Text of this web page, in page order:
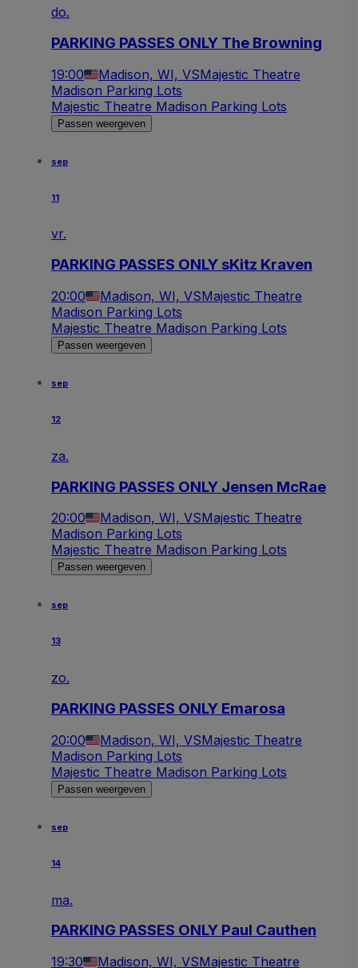
do.
PARKING PASSES ONLY The Browning
19:00 Madison, WI, VSMajestic Theatre
Madison Parking Lots
Majestic Theatre Madison Parking Lots
Passen weergeven
sep
11
vr.
PARKING PASSES ONLY sKitz Kraven
20:00 Madison, WI, VSMajestic Theatre
Madison Parking Lots
Majestic Theatre Madison Parking Lots
Passen weergeven
sep
12
za.
PARKING PASSES ONLY Jensen McRae
20:00 Madison, WI, VSMajestic Theatre
Madison Parking Lots
Majestic Theatre Madison Parking Lots
Passen weergeven
sep
13
zo.
PARKING PASSES ONLY Emarosa
20:00 Madison, WI, VSMajestic Theatre
Madison Parking Lots
Majestic Theatre Madison Parking Lots
Passen weergeven
sep
14
ma.
PARKING PASSES ONLY Paul Cauthen
19:30 Madison, WI, VSMajestic Theatre